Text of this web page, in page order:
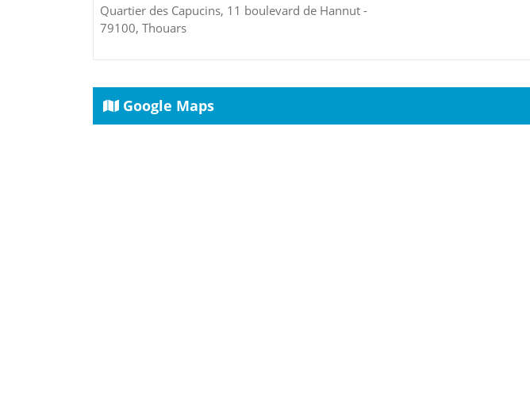
Quartier des Capucins, 11 boulevard de Hannut -
79100, Thouars
Google Maps